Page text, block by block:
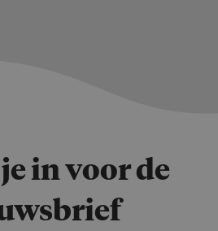
in voor de